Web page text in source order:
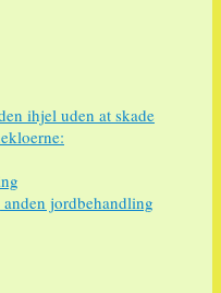
ihjel uden at skade
jordbehandling